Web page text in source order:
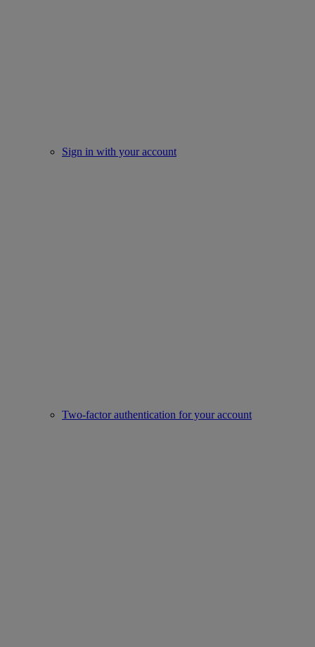
Sign in with your account
Two-factor authentication for your account